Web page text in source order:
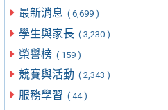
最新消息 ( 6,699 )
學生與家長 ( 3,230 )
榮譽榜 ( 159 )
競賽與活動 ( 2,343 )
服務學習 ( 44 )